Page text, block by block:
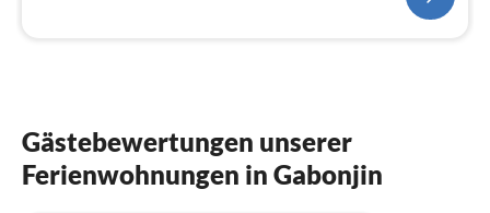
Gästebewertungen unserer
Ferienwohnungen in Gabonjin